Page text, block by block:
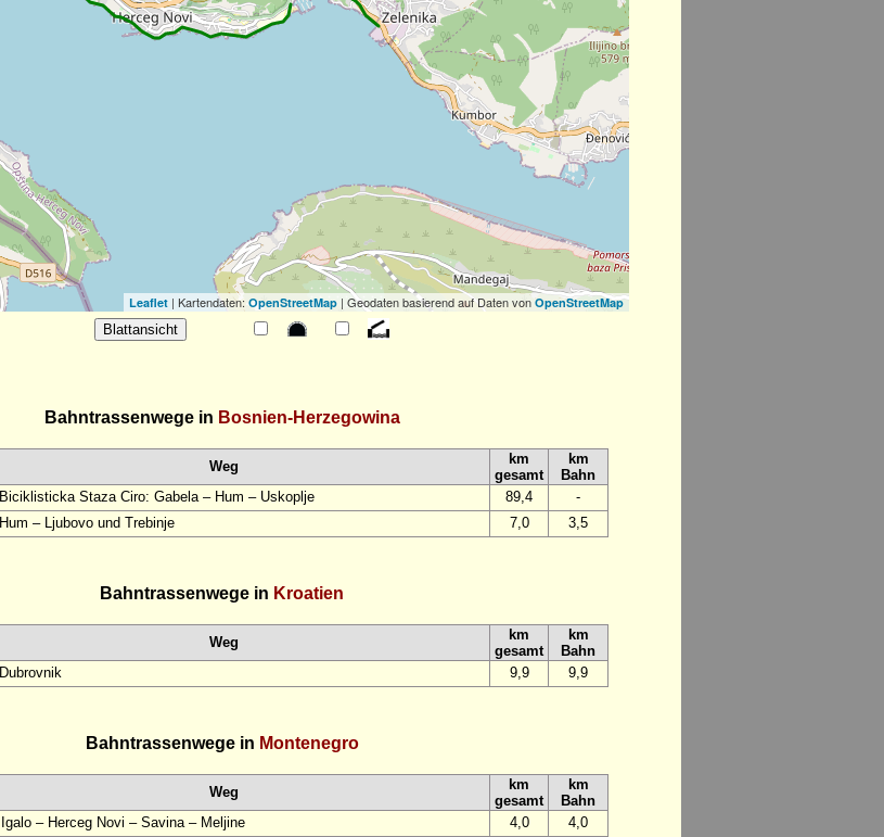
Leaflet| Kartendaten: OpenStreetMap| Geodaten basierend auf Daten von OpenStreetMap
Bahntrassenwege in Bosnien-Herzegowina
Weg
km
gesamt
km
Bahn
Biciklisticka Staza Ciro: Gabela – Hum – Uskoplje 89,4
-
Hum – Ljubovo und Trebinje 7,0 3,5
Bahntrassenwege in Kroatien
Weg
km
gesamt
km
Bahn
Dubrovnik 9,9 9,9
Bahntrassenwege in Montenegro
Weg
km
gesamt
km
Bahn
Igalo – Herceg Novi – Savina – Meljine 4,0 4,0